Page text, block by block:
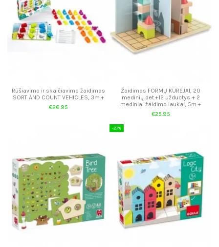
Rūšiavimo ir skaičiavimo žaidimas
SORT AND COUNT VEHICLES, 3m.+
€26.95
Žaidimas FORMŲ KŪRĖJAI, 20
medinių det.+12 užduotys + 2
mediniai žaidimo laukai, 5m.+
€25.95
-27%